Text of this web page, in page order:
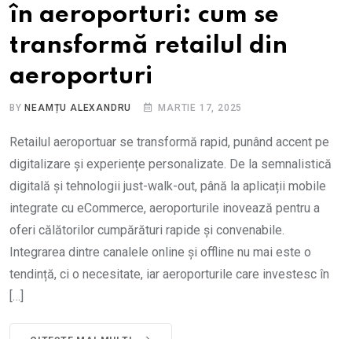
în aeroporturi: cum se
transformă retailul din
aeroporturi
BY NEAMȚU ALEXANDRU MARTIE 17, 2025
Retailul aeroportuar se transformă rapid, punând accent pe
digitalizare și experiențe personalizate. De la semnalistică
digitală și tehnologii just-walk-out, până la aplicații mobile
integrate cu eCommerce, aeroporturile inovează pentru a
oferi călătorilor cumpărături rapide și convenabile.
Integrarea dintre canalele online și offline nu mai este o
tendință, ci o necesitate, iar aeroporturile care investesc în
[…]